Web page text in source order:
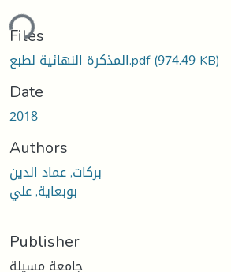
Files
المذكرة النهائية لطبع.pdf(974.49 KB)
Date
2018
Authors
بركات, عماد الدين
بوبعاية, علي
Publisher
جامعة مسيلة